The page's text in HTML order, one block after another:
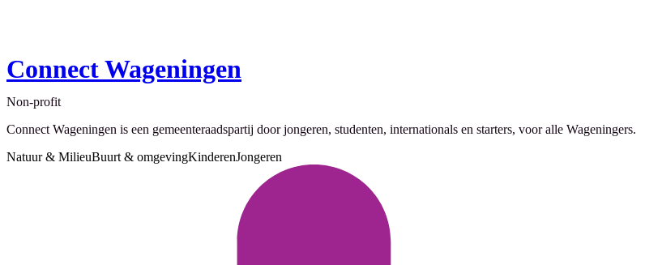
Connect Wageningen
Non-profit
Connect Wageningen is een gemeenteraadspartij door jongeren, studenten, internationals en starters, voor alle Wageningers.
Natuur & MilieuBuurt & omgevingKinderenJongeren